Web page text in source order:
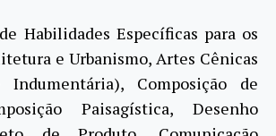
Habilidades Específicas para os
e Urbanismo, Artes Cênicas
Indumentária), Composição de
Paisagística, Desenho